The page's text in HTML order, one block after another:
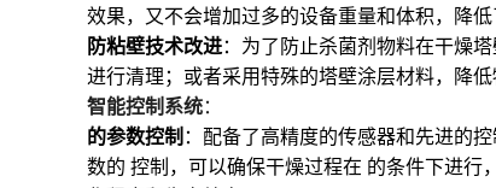
效果，又不会增加过多的设备重量和体积，降低
防粘壁技术改进：为了防止杀菌剂物料在干燥
进行清理；或者采用特殊的塔壁涂层材料，降
智能控制系统：
的参数控制 ：配备了高精度的传感器和先进的
数的 控制，可以确保干燥过程在 的条件下进